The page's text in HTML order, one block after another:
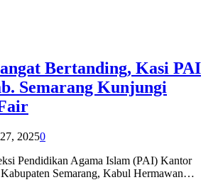
Bertanding, Kasi PAI
Semarang Kunjungi
20250
Pendidikan Agama Islam (PAI) Kantor
Semarang, Kabul Hermawan…